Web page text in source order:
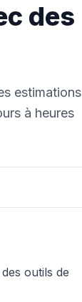
des
estimations
à heures
outils de